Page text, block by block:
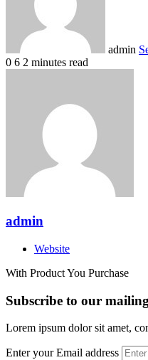
admin
0 6 2 minutes read
admin
Website
With Product You Purchase
Subscribe to our
Lorem ipsum dolor sit amet,
Enter your Email address